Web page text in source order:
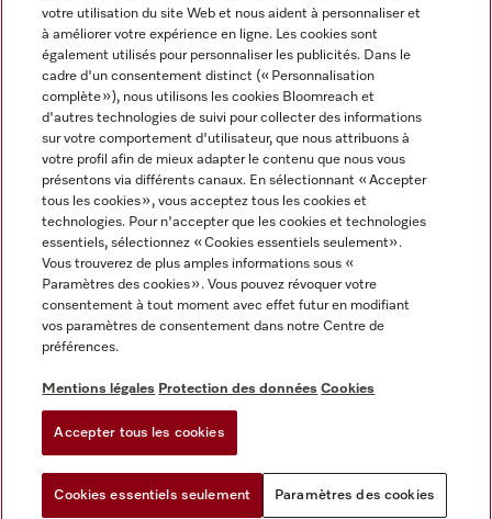
Langue
FRANÇAIS
Mentions légales
CGV
Protection des données
Paramètres des cookies
Miele sur Youtube
votre utilisation du site Web et nous aident à personnaliser et
à améliorer votre expérience en ligne. Les cookies sont
également utilisés pour personnaliser les publicités. Dans le
cadre d'un consentement distinct (« Personnalisation
complète »), nous utilisons les cookies Bloomreach et
d'autres technologies de suivi pour collecter des informations
sur votre comportement d'utilisateur, que nous attribuons à
votre profil afin de mieux adapter le contenu que nous vous
présentons via différents canaux. En sélectionnant « Accepter
tous les cookies », vous acceptez tous les cookies et
technologies. Pour n'accepter que les cookies et technologies
essentiels, sélectionnez « Cookies essentiels seulement».
Vous trouverez de plus amples informations sous «
Paramètres des cookies ». Vous pouvez révoquer votre
consentement à tout moment avec effet futur en modifiant
vos paramètres de consentement dans notre Centre de
préférences.
Mentions légales Protection des données Cookies
Accepter tous les cookies
Cookies essentiels seulement Paramètres des cookies